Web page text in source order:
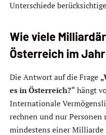
Unterschiede
Wie viele
Österreich im
Die Antwort auf die Frage
es in Österreich?“ hängt
Internationale
rechnen und nur Personen
mindestens einer Milliarde